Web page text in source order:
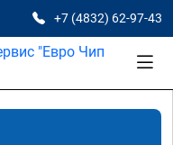
+7 (4832) 62-97-43